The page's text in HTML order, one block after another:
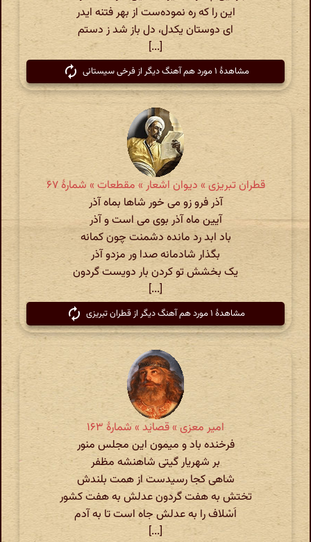
این را که ره نموده‌ست از بهر فتنه ایدر
ای دوستان یکدل‌، دل باز شد ز دستم
[...]
مشاهدهٔ ۱ مورد هم آهنگ دیگر از فرخی سیستانی
قطران تبریزی » دیوان اشعار » مقطعات » شمارهٔ ۶۷
آذر فرو زو می خور شاها بماه آذر
آیین ماه آذر بوی می است و آذر
باد ابد رد مانده دشمنت چون کمانه
بگذار شادمانه صدا ور مزدو آذر
یک بخشش تو کردن بار دویست گردون
[...]
مشاهدهٔ ۱ مورد هم آهنگ دیگر از قطران تبریزی
امیر معزی » قصاید » شمارهٔ ۱۶۳
فرخنده باد و میمون این مجلس منور
بر شهریار گیتی شاهنشه مظفر
شاهی کجا رسیدست از همت بلندش
تختش به هفت گردون عدلش به هفت کشور
اَسْلاف را به عدلش جاه است تا به آدم
[...]